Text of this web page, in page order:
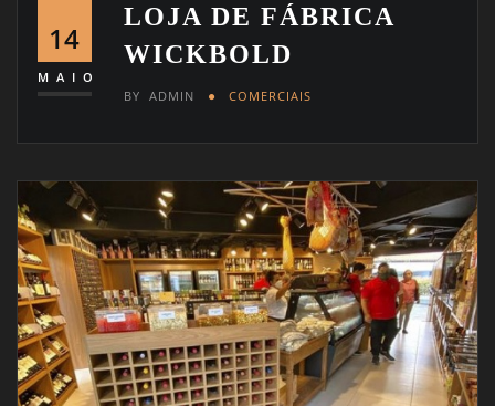
14
MAIO
LOJA DE FÁBRICA
WICKBOLD
BY ADMIN COMERCIAIS